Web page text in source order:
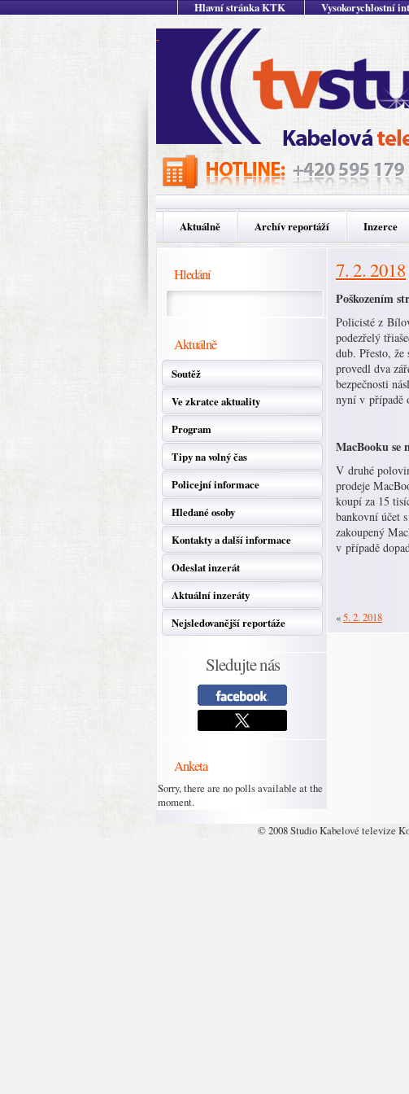
Hlavní stránka KTK Vysokorychlostní
Aktuálně Archív reportáží Inzerce
Hledání
Aktuálně
Soutěž
Ve zkratce aktuality
Program
Tipy na volný čas
Policejní informace
Hledané osoby
Kontakty a další informace
Odeslat inzerát
Aktuální inzeráty
Nejsledovanější reportáže
Sledujte nás
Anketa
Sorry, there are no polls available at the
moment.
7. 2. 2018
Poškozením
Policisté z
podezřelý
dub. Přesto,
provedl dva
bezpečnosti
nyní v případě
MacBooku se
V druhé
prodeje
koupí za 15
bankovní účet
zakoupený
v případě
«5. 2. 2018
© 2008 Studio Kabelové televize